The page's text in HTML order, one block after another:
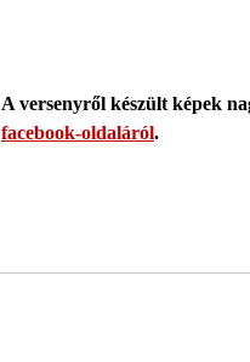
A versenyről készült képek
facebook-oldaláról.